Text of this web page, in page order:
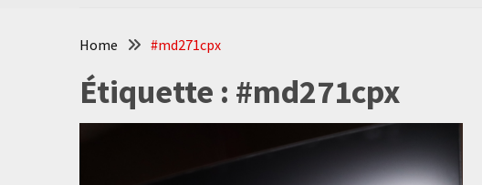
Home #md271cpx
Étiquette : #md271cpx